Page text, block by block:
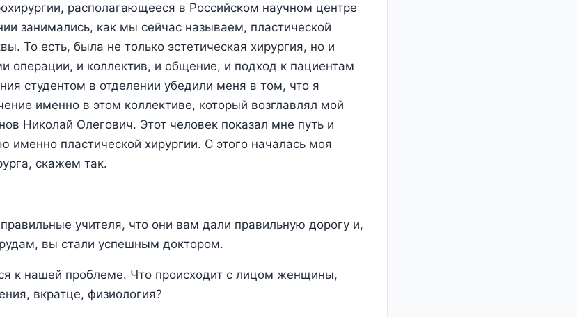
располагающееся в Российском научном центре
занимались, как мы сейчас называем, пластической
То есть, была не только эстетическая хирургия, но и
операции, и коллектив, и общение, и подход к пациентам
студентом в отделении убедили меня в том, что я
именно в этом коллективе, который возглавлял мой
Николай Олегович. Этот человек показал мне путь и
именно пластической хирургии. С этого началась моя
скажем так.
учителя, что они вам дали правильную дорогу и,
вы стали успешным доктором.
к нашей проблеме. Что происходит с лицом женщины,
вкратце, физиология?